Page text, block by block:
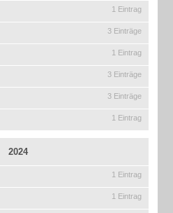
1 Eintrag
3 Einträge
1 Eintrag
3 Einträge
3 Einträge
1 Eintrag
2024
1 Eintrag
1 Eintrag